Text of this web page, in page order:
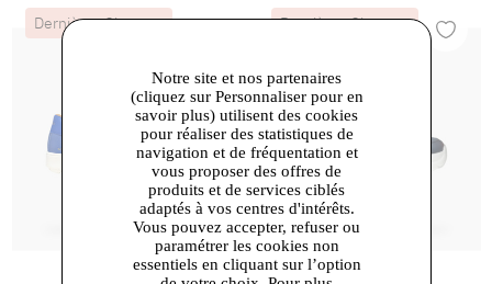
Dernières Chances Dernières Chances
Notre site et nos partenaires
(cliquez sur Personnaliser pour en
savoir plus) utilisent des cookies
pour réaliser des statistiques de
navigation et de fréquentation et
vous proposer des offres de
produits et de services ciblés
adaptés à vos centres d'intérêts.
Vous pouvez accepter, refuser ou
paramétrer les cookies non
essentiels en cliquant sur l’option